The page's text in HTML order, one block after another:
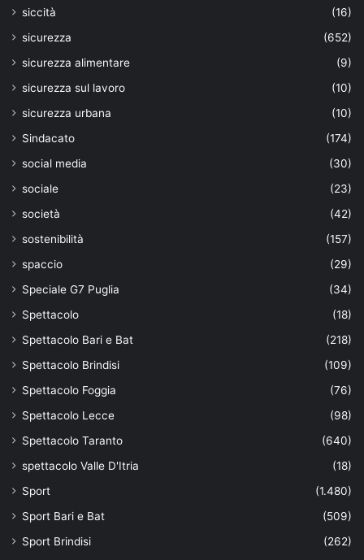
siccità
(16)
sicurezza
(652)
sicurezza alimentare
(9)
sicurezza sul lavoro
(10)
sicurezza urbana
(10)
Sindacato
(174)
social media
(30)
sociale
(23)
società
(42)
sostenibilità
(157)
spaccio
(29)
Speciale G7 Puglia
(34)
Spettacolo
(18)
Spettacolo Bari e Bat
(218)
Spettacolo Brindisi
(109)
Spettacolo Foggia
(76)
Spettacolo Lecce
(98)
Spettacolo Taranto
(640)
spettacolo Valle D'Itria
(18)
Sport
(1.480)
Sport Bari e Bat
(509)
Sport Brindisi
(262)